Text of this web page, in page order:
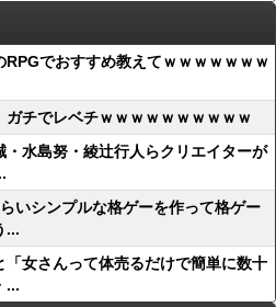
RPGでおすすめ教えてｗｗｗｗｗｗｗ
ガチでレベチｗｗｗｗｗｗｗｗｗｗ
・水島努・綾辻行人らクリエイターが
いシンプルな格ゲーを作って格ゲー
...
「女さんって体売るだけで簡単に数十
...